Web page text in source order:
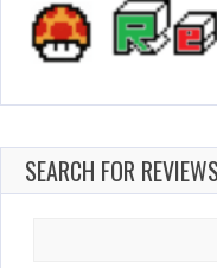
SEARCH FOR